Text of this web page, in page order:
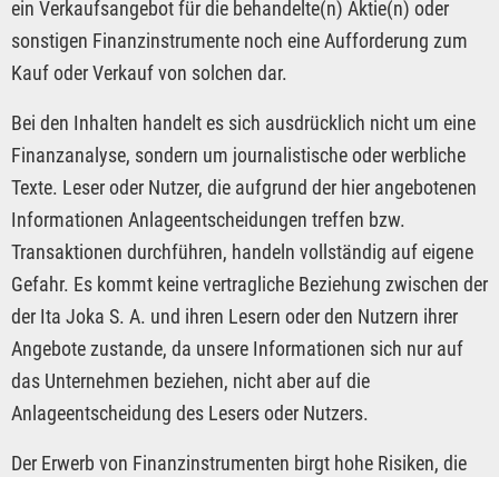
ein Verkaufsangebot für die behandelte(n) Aktie(n) oder
sonstigen Finanzinstrumente noch eine Aufforderung zum
Kauf oder Verkauf von solchen dar.
Bei den Inhalten handelt es sich ausdrücklich nicht um eine
Finanzanalyse, sondern um journalistische oder werbliche
Texte. Leser oder Nutzer, die aufgrund der hier angebotenen
Informationen Anlageentscheidungen treffen bzw.
Transaktionen durchführen, handeln vollständig auf eigene
Gefahr. Es kommt keine vertragliche Beziehung zwischen der
der Ita Joka S. A. und ihren Lesern oder den Nutzern ihrer
Angebote zustande, da unsere Informationen sich nur auf
das Unternehmen beziehen, nicht aber auf die
Anlageentscheidung des Lesers oder Nutzers.
Der Erwerb von Finanzinstrumenten birgt hohe Risiken, die